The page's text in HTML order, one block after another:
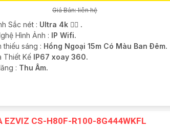
Giá Bán: liên hệ
Sắc nét : Ultra 4k 👍🏾 .
Hình Ảnh : IP Wifi.
thiếu sáng : Hồng Ngoại 15m Có Màu Ban Ðêm.
Thiết Kế IP67 xoay 360.
: Thu Âm.
EZVIZ CS-H80F-R100-8G444WKFL